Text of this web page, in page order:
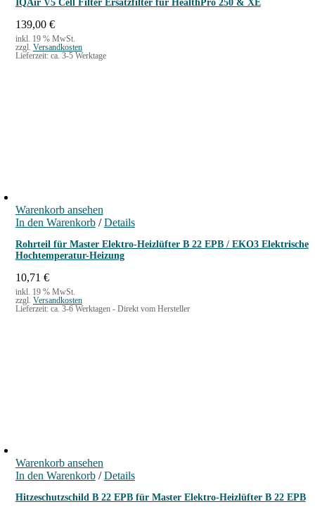
IQAir V5 Cell Filter Ersatzfilter für HealthPro 250 & XE
139,00 €
inkl. 19 % MwSt.
zzgl. Versandkosten
Lieferzeit: ca. 3-5 Werktage
Warenkorb ansehen
In den Warenkorb / Details
Rohrteil für Master Elektro-Heizlüfter B 22 EPB / EKO3 Elektrische
Hochtemperatur-Heizung
10,71 €
inkl. 19 % MwSt.
zzgl. Versandkosten
Lieferzeit: ca. 3-6 Werktagen - Direkt vom Hersteller
Warenkorb ansehen
In den Warenkorb / Details
Hitzeschutzschild B 22 EPB für Master Elektro-Heizlüfter B 22 EPB